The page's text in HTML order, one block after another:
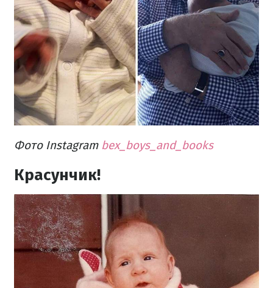
Фото Instagram bex_boys_and_books
Красунчик!